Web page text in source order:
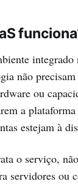
não
ou
a
estejam à
o serviço,
servidores ou